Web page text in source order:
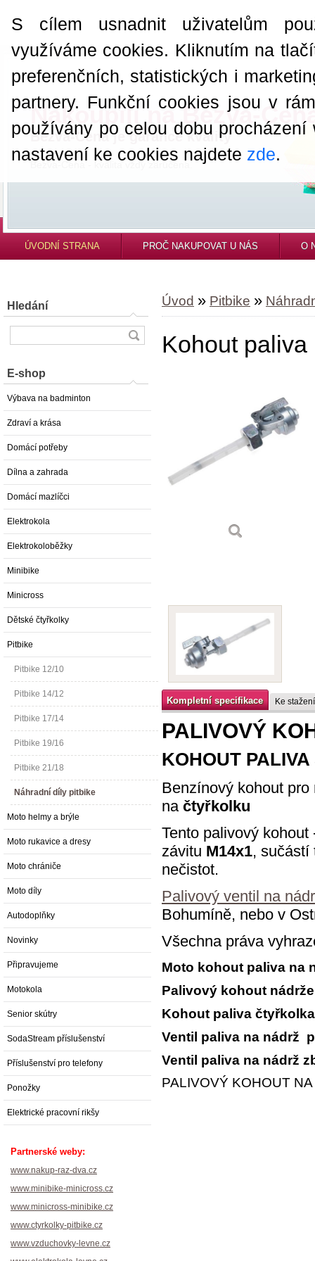
S cílem usnadnit uživatelům
využíváme cookies. Kliknutím na
preferenčních, statistických i
partnery. Funkční cookies jsou v
používány po celou dobu
nastavení ke cookies najdete zde.
Nakoupili na Bezva-
Bezva-Cena je garance kvality
ÚVODNÍ STRANA PROČ NAKUPOVAT U NÁS O
Hledání
E-shop
Výbava na badminton
Zdraví a krása
Domácí potřeby
Dílna a zahrada
Domácí mazlíčci
Elektrokola
Elektrokoloběžky
Minibike
Minicross
Dětské čtyřkolky
Pitbike
Pitbike 12/10
Pitbike 14/12
Pitbike 17/14
Pitbike 19/16
Pitbike 21/18
Náhradní díly pitbike
Moto helmy a brýle
Moto rukavice a dresy
Moto chrániče
Moto díly
Autodoplňky
Novinky
Připravujeme
Motokola
Senior skútry
SodaStream příslušenství
Příslušenství pro telefony
Ponožky
Elektrické pracovní rikšy
Partnerské weby:
www.nakup-raz-dva.cz
www.minibike-minicross.cz
www.minicross-minibike.cz
www.ctyrkolky-pitbike.cz
www.vzduchovky-levne.cz
Úvod » Pitbike »
Kohout
Kompletní specifikace Ke stažení
PALIVOVÝ
KOHOUT
Benzínový kohout
na čtyřkolku
Tento palivový
závitu M14x1, sučástí
nečistot.
Palivový ventil na
Bohumíně, nebo v
Všechna práva
Moto kohout paliva na
Palivový kohout
Kohout paliva čtyřkolka
Ventil paliva na nádrž
Ventil paliva na nádrž
PALIVOVÝ KOHOUT